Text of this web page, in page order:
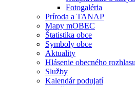
Fotogaléria
Príroda a TANAP
Mapy mOBEC
Štatistika obce
Symboly obce
Aktuality
Hlásenie obecného rozhlasu
Služby
Kalendár podujatí